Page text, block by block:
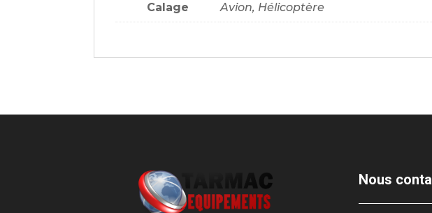
Calage Avion, Hélicoptère
Nous